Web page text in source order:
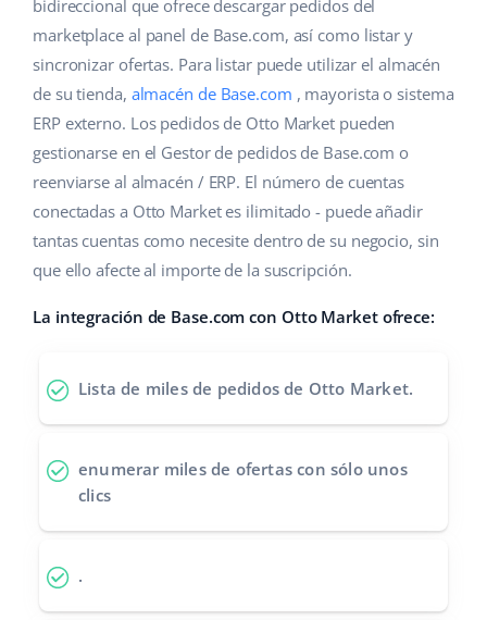
Gestión de envíos
Automatizaciones
Base Connect
IA para e-commerce
Hogar y jardinería
Productos infantiles
Electrónica
Piezas de automóviles
Supermercado
Salud y belleza
Moda
Ayuda
Base Academy
Blog
Servicios
Implementación de sistemas
Auditoría de cuentas
Calculadora de beneficios
Cooperación y socios
english (US)
english (GB)
english (IN)
čeština
deutsch
Ελληνικά
español (AR)
Français
Italiano
bidireccional que ofrece descargar pedidos del
marketplace al panel de Base.com, así como listar y
sincronizar ofertas. Para listar puede utilizar el almacén
de su tienda, almacén de Base.com , mayorista o sistema
ERP externo. Los pedidos de Otto Market pueden
gestionarse en el Gestor de pedidos de Base.com o
reenviarse al almacén / ERP. El número de cuentas
conectadas a Otto Market es ilimitado - puede añadir
tantas cuentas como necesite dentro de su negocio, sin
que ello afecte al importe de la suscripción.
La integración de Base.com con Otto Market ofrece:
Lista de miles de pedidos de Otto Market.
enumerar miles de ofertas con sólo unos
clics
.